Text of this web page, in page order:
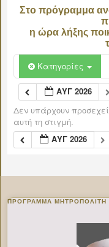
Στο πρόγραμμα
η ώρα λήξης
Κατηγορίες
ΑΥΓ 2026
Δεν υπάρχουν
αυτή τη στιγμή.
ΑΥΓ 2026
ΠΡΌΓΡΑΜΜΑ ΜΗΤΡΟΠΟΛΊΤΗ